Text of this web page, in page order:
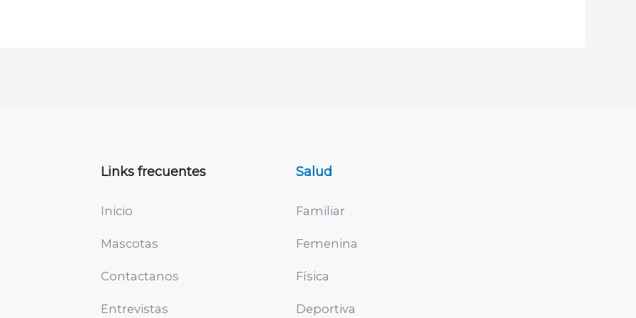
Links frecuentes
Inicio
Mascotas
Contactanos
Entrevistas
Salud
Familiar
Femenina
Física
Deportiva